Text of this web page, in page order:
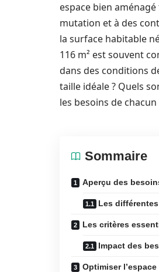
espace bien
mutation et à des
la surface habitable
116 m² est souvent
dans des conditions
taille idéale ? Quels
les besoins de
Sommaire
Aperçu des
Les
Les critères
Impact des
Optimiser